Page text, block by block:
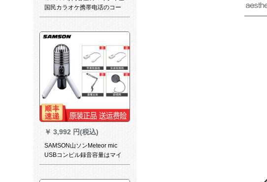
国民カラオケ携帯电话のコー
ンピジューの素早さは音を立
マイトといいます。マイクの
イケンの音カドのスポットラ
イト汎用ISK 600ロケト+アイ
ケツ
￥ 3,992 円(税込)
SAMSON山ソンMeteor mic
USBコンピル録音容量はマイ
クホは生放送マイクで公式に